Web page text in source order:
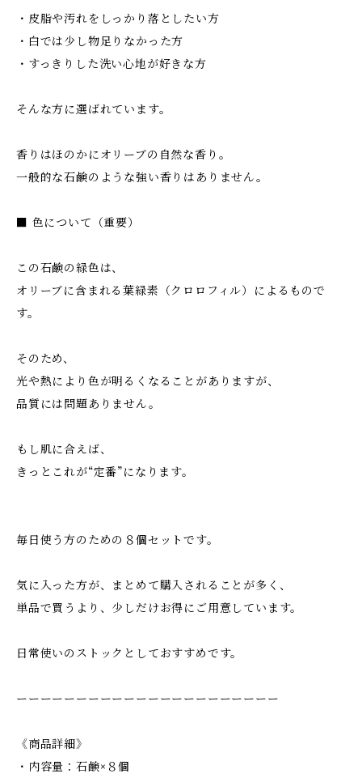
・皮脂や汚れをしっかり落としたい方
・白では少し物足りなかった方
・すっきりした洗い心地が好きな方
そんな方に選ばれています。
香りはほのかにオリーブの自然な香り。
一般的な石鹸のような強い香りはありません。
■ 色について（重要）
この石鹸の緑色は、
オリーブに含まれる葉緑素（クロロフィル）によるもので
す。
そのため、
光や熱により色が明るくなることがありますが、
品質には問題ありません。
もし肌に合えば、
きっとこれが“定番”になります。
毎日使う方のための８個セットです。
気に入った方が、まとめて購入されることが多く、
単品で買うより、少しだけお得にご用意しています。
日常使いのストックとしておすすめです。
ーーーーーーーーーーーーーーーーーーーーーー
《商品詳細》
・内容量：石鹸×８個